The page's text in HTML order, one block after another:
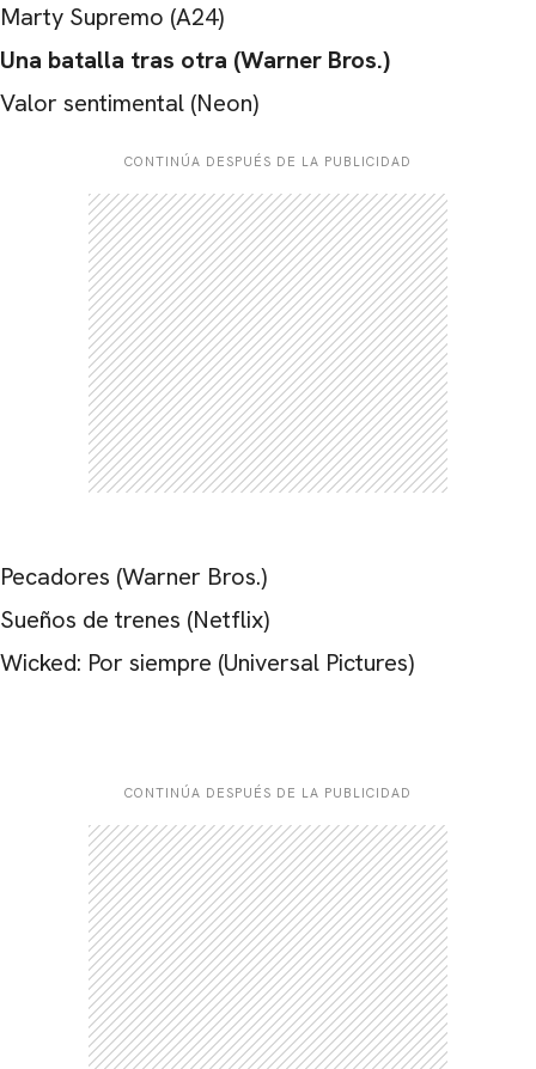
Marty Supremo (A24)
Una batalla tras otra (Warner Bros.)
Valor sentimental (Neon)
CONTINÚA DESPUÉS DE LA PUBLICIDAD
Pecadores (Warner Bros.)
Sueños de trenes (Netflix)
Wicked: Por siempre (Universal Pictures)
CONTINÚA DESPUÉS DE LA PUBLICIDAD